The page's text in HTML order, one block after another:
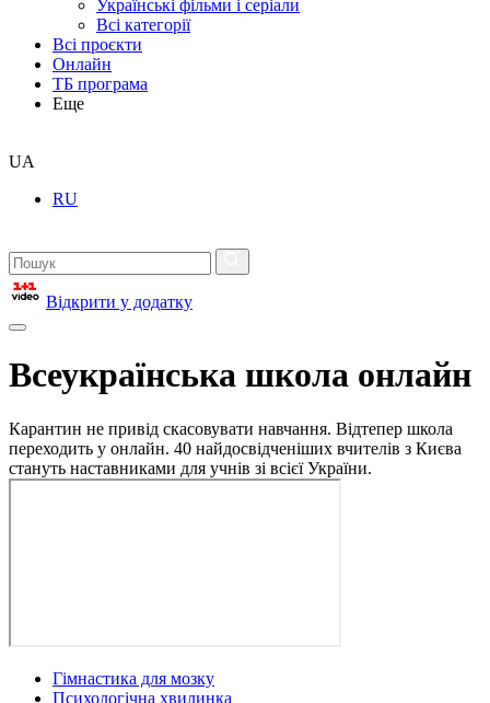
Українські фільми і серіали
Всі категорії
Всі проєкти
Онлайн
ТБ програма
Еще
UA
RU
Відкрити у додатку
Всеукраїнська школа онлайн
Карантин не привід скасовувати навчання. Відтепер школа
переходить у онлайн. 40 найдосвідченіших вчителів з Києва
стануть наставниками для учнів зі всієї України.
Гімнастика для мозку
Психологічна хвилинка